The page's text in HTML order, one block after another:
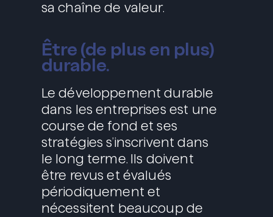
sa chaîne de valeur.
Être (de plus en plus)
durable.
Le développement durable
dans les entreprises est une
course de fond et ses
stratégies s’inscrivent dans
le long terme. Ils doivent
être revus et évalués
périodiquement et
nécessitent beaucoup de